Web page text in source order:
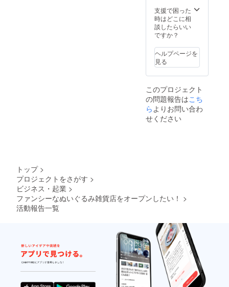
支援で困った
時はどこに相
談したらいい
ですか？
ヘルプページを
見る
このプロジェクト
の問題報告はこち
ら よりお問い合わ
せください
トップ >
プロジェクトをさがす >
ビジネス・起業 >
ファンシーなぬいぐるみ雑貨店をオープンしたい！ >
活動報告一覧